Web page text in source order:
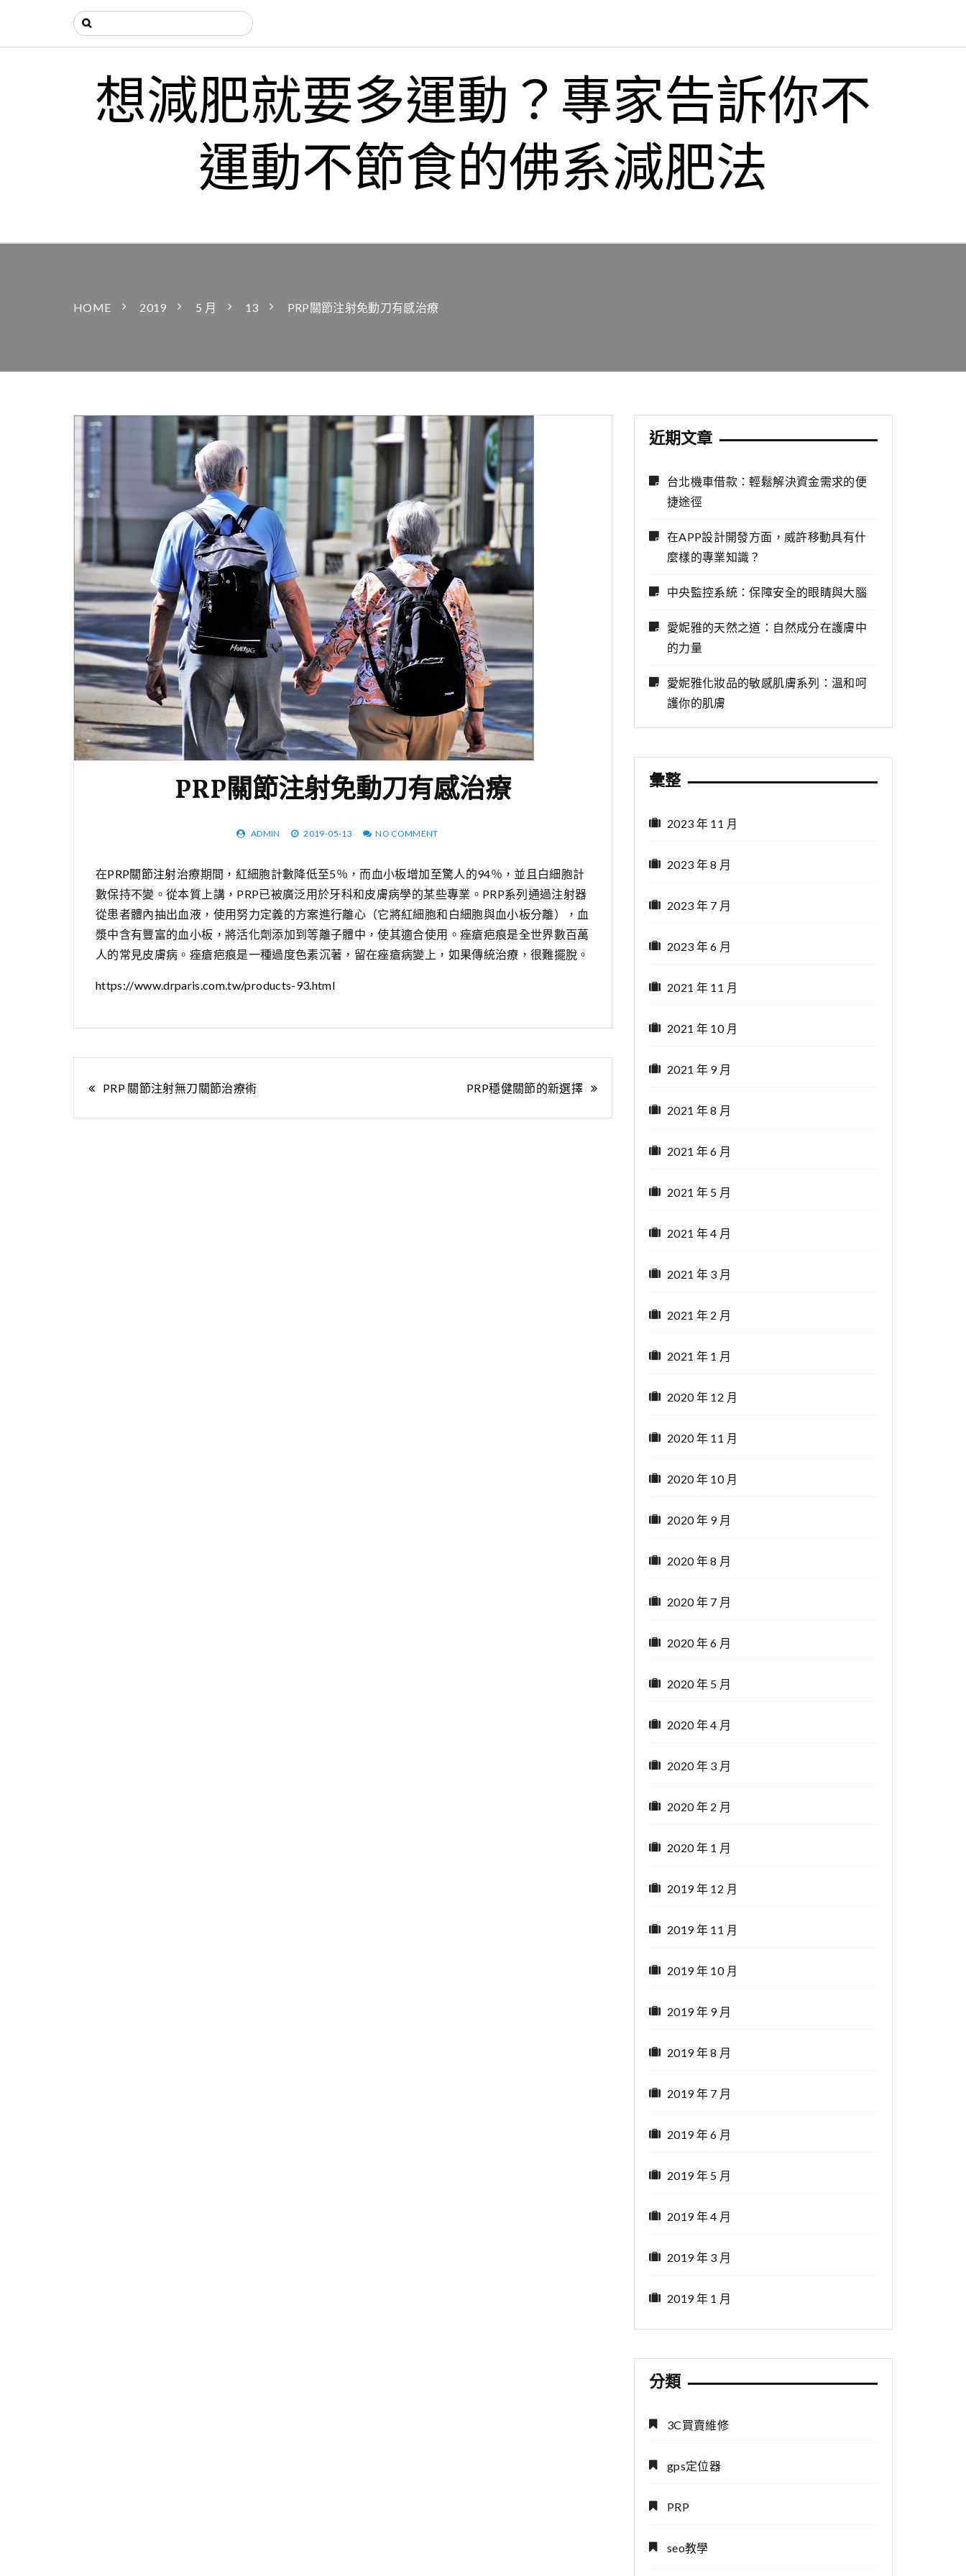
想減肥就要多運動？專家告訴你不
運動不節食的佛系減肥法
HOME 2019 5 月 13 PRP關節注射免動刀有感治療‎
PRP關節注射免動刀有感治療‎
ADMIN 2019-05-13 NO COMMENT
在PRP關節注射治療期間，紅細胞計數降低至5％，而血小板增加至驚人的94％，並且白細胞計
數保持不變。從本質上講，PRP已被廣泛用於牙科和皮膚病學的某些專業。PRP系列通過注射器
從患者體內抽出血液，使用努力定義的方案進行離心（它將紅細胞和白細胞與血小板分離），血
漿中含有豐富的血小板，將活化劑添加到等離子體中，使其適合使用。痤瘡疤痕是全世界數百萬
人的常見皮膚病。痤瘡疤痕是一種過度色素沉著，留在痤瘡病變上，如果傳統治療，很難擺脫。
https://www.drparis.com.tw/products-93.html
文
章
PRP 關節注射無刀關節治療術‎ PRP穩健關節的新選擇
近期文章
台北機車借款：輕鬆解決資金需求的便
捷途徑
在APP設計開發方面，威許移動具有什
麼樣的專業知識？
中央監控系統：保障安全的眼睛與大腦
愛妮雅的天然之道：自然成分在護膚中
的力量
愛妮雅化妝品的敏感肌膚系列：溫和呵
護你的肌膚
彙整
2023 年 11 月
2023 年 8 月
2023 年 7 月
2023 年 6 月
2021 年 11 月
2021 年 10 月
2021 年 9 月
2021 年 8 月
2021 年 6 月
2021 年 5 月
2021 年 4 月
2021 年 3 月
2021 年 2 月
2021 年 1 月
2020 年 12 月
2020 年 11 月
2020 年 10 月
2020 年 9 月
2020 年 8 月
2020 年 7 月
2020 年 6 月
2020 年 5 月
2020 年 4 月
2020 年 3 月
2020 年 2 月
2020 年 1 月
2019 年 12 月
2019 年 11 月
2019 年 10 月
2019 年 9 月
2019 年 8 月
2019 年 7 月
2019 年 6 月
2019 年 5 月
2019 年 4 月
2019 年 3 月
2019 年 1 月
分類
3C買賣維修
gps定位器
PRP
seo教學